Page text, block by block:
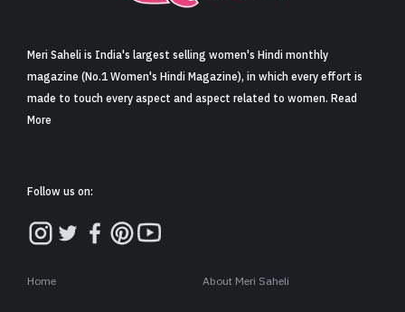
Meri Saheli is India's largest selling women's Hindi monthly
magazine (No.1 Women's Hindi Magazine), in which every effort is
made to touch every aspect and aspect related to women. Read
More
Follow us on:
Home About Meri Saheli